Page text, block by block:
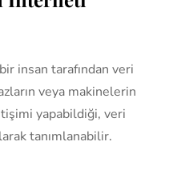
insan tarafından veri
veya makinelerin
yapabildiği, veri
tanımlanabilir.